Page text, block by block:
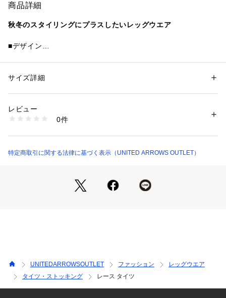
商品詳細
秋冬のスタイリングにプラスしたいレッグウエア
■デザイン
ある着こなしが完成します。
・その他2はドット柄です
※商品に「取り扱い上の注意書き」、「洗濯表示」がございま
り、実際の色味と異なって見える場合がございます。あらかじ
めご了承ください。
のままの状態でお送りいたします。
・返品、ご注文確定後の内容変更・追加注文はお受けできませ
性別：レディース
素材：ナイロン ポリウレタン
洗濯：-
※詳しい洗濯方法については、商品の品質表示タグをご覧ください
36356000001 （ショップ）
サイズ詳細
レビュー
0件
特定商取引に関する法律に基づく表示（UNITED ARROWS OUTLET）
UNITEDARROWSOUTLET ファッション
レッグウエア
タイツ・ストッキング
レース タイツ